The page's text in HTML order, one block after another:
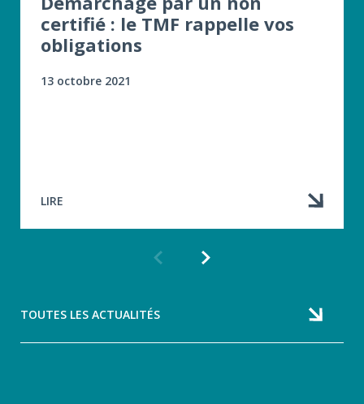
certifié : le TMF rappelle vos
obligations
13 octobre 2021
LIRE
Article
TOUTES LES ACTUALITÉS